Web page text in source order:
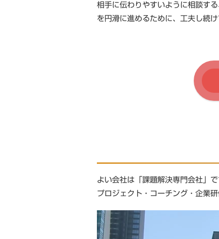
相手に伝わりやすいように相談す
を円滑に進めるために、工夫し続
よい会社は「課題解決専門会社」
プロジェクト・コーチング・企業